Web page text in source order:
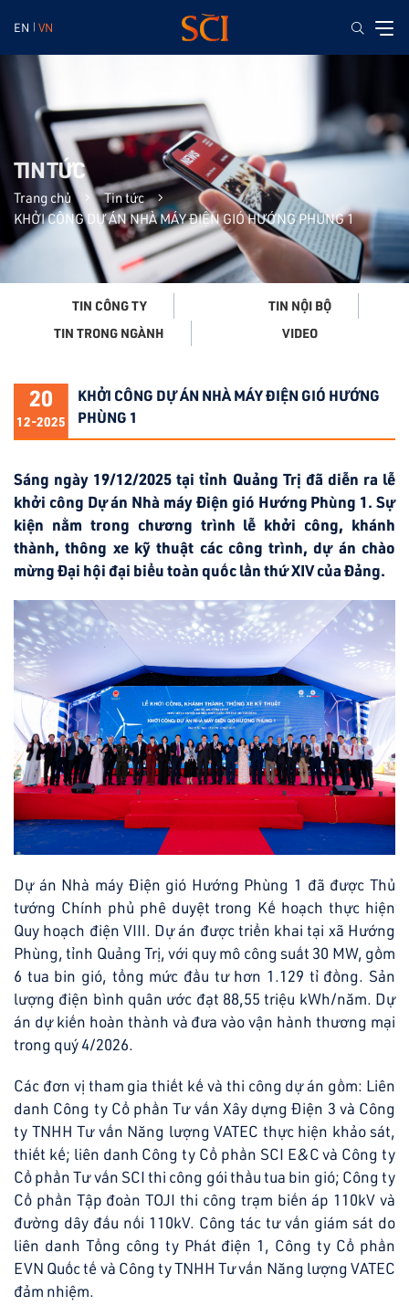
EN VN
Trang chủ
Tin tức
KHỞI CÔNG DỰ ÁN NHÀ MÁY ĐIỆN GIÓ HƯỚNG PHÙNG 1
TIN TỨC
TIN CÔNG TY
TIN NỘI BỘ
TIN TRONG NGÀNH
VIDEO
20
12-2025
KHỞI CÔNG DỰ ÁN NHÀ MÁY ĐIỆN GIÓ HƯỚNG
PHÙNG 1
Sáng ngày 19/12/2025 tại tỉnh Quảng Trị đã diễn ra lễ
khởi công Dự án Nhà máy Điện gió Hướng Phùng 1. Sự
kiện nằm trong chương trình lễ khởi công, khánh
thành, thông xe kỹ thuật các công trình, dự án chào
mừng Đại hội đại biểu toàn quốc lần thứ XIV của Đảng.
Dự án Nhà máy Điện gió Hướng Phùng 1 đã được Thủ
tướng Chính phủ phê duyệt trong Kế hoạch thực hiện
Quy hoạch điện VIII. Dự án được triển khai tại xã Hướng
Phùng, tỉnh Quảng Trị, với quy mô công suất 30 MW, gồm
6 tua bin gió, tổng mức đầu tư hơn 1.129 tỉ đồng. Sản
lượng điện bình quân ước đạt 88,55 triệu kWh/năm. Dự
án dự kiến hoàn thành và đưa vào vận hành thương mại
trong quý 4/2026.
Các đơn vị tham gia thiết kế và thi công dự án gồm: Liên
danh Công ty Cổ phần Tư vấn Xây dựng Điện 3 và Công
ty TNHH Tư vấn Năng lượng VATEC thực hiện khảo sát,
thiết kế; liên danh Công ty Cổ phần SCI E&C và Công ty
Cổ phần Tư vấn SCI thi công gói thầu tua bin gió; Công ty
Cổ phần Tập đoàn TOJI thi công trạm biến áp 110kV và
đường dây đấu nối 110kV. Công tác tư vấn giám sát do
liên danh Tổng công ty Phát điện 1, Công ty Cổ phần
EVN Quốc tế và Công ty TNHH Tư vấn Năng lượng VATEC
đảm nhiệm.